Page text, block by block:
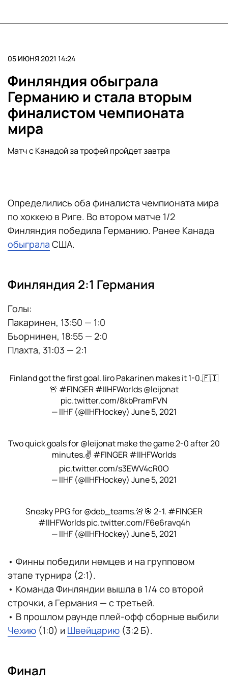
05 ИЮНЯ 2021 14:24
Финляндия обыграла
Германию и стала вторым
финалистом чемпионата
мира
Матч с Канадой за трофей пройдет завтра
Определились оба финалиста чемпионата мира
по хоккею в Риге. Во втором матче 1/2
Финляндия победила Германию. Ранее Канада
обыграла США.
Финляндия 2:1 Германия
Голы:
Пакаринен, 13:50 — 1:0
Бьорнинен, 18:55 — 2:0
Плахта, 31:03 — 2:1
Finland got the first goal. Iiro Pakarinen makes it 1-0.🇫🇮
🚨 #FINGER#IIHFWorlds@leijonat
pic.twitter.com/8kbPramFVN
— IIHF (@IIHFHockey) June 5, 2021
Two quick goals for@leijonatmake the game 2-0 after 20
minutes.✌️ #FINGER#IIHFWorlds
pic.twitter.com/s3EWV4cR0O
— IIHF (@IIHFHockey) June 5, 2021
Sneaky PPG for@deb_teams.🚨🎯 2-1. #FINGER
#IIHFWorlds pic.twitter.com/F6e6ravq4h
— IIHF (@IIHFHockey) June 5, 2021
• Финны победили немцев и на групповом
этапе турнира (2:1).
• Команда Финляндии вышла в 1/4 со второй
строчки, а Германия — с третьей.
• В прошлом раунде плей-офф сборные выбили
Чехию (1:0) и Швейцарию (3:2 Б).
Финал